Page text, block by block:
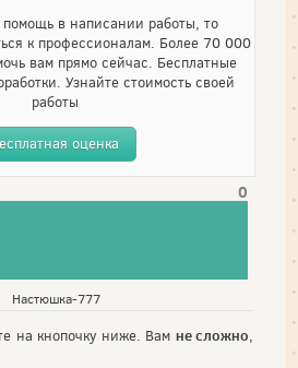
в написании работы, то
к профессионалам. Более 70 000
вам прямо сейчас. Бесплатные
Узнайте стоимость своей
работы
оценка
0
Настюшка-777
на кнопочку ниже. Вам не сложно,